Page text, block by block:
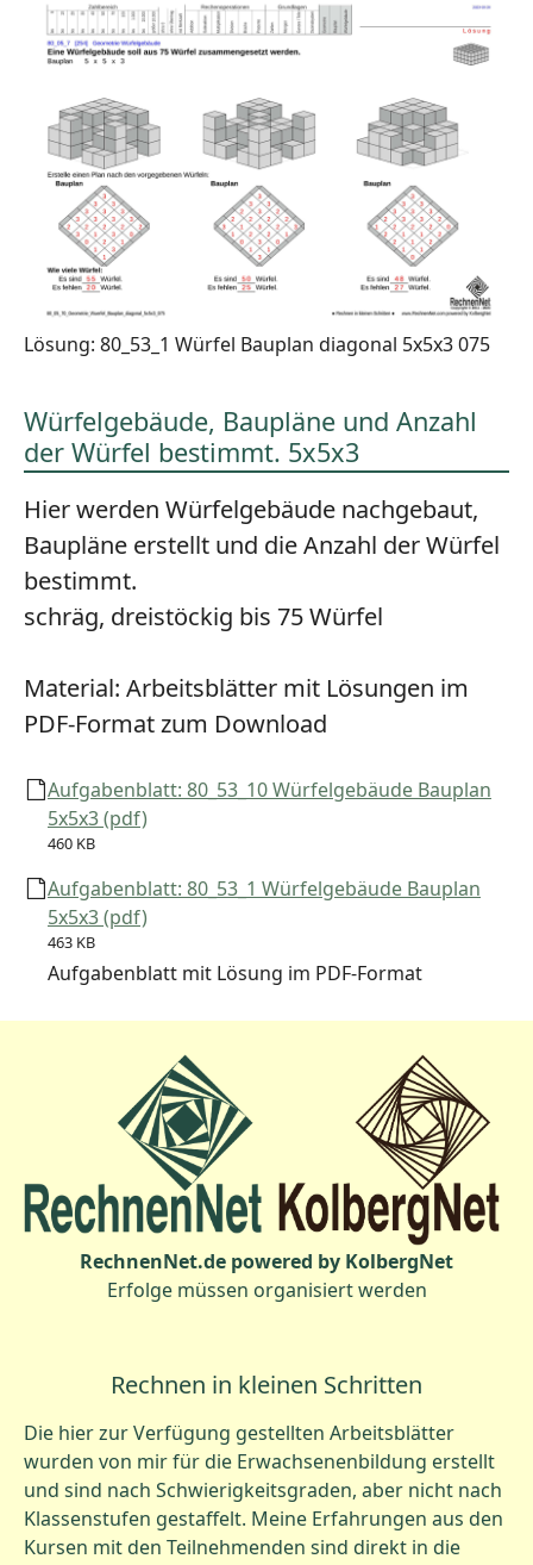
Lösung: 80_53_1 Würfel Bauplan diagonal 5x5x3 075
Würfelgebäude, Baupläne und Anzahl
der Würfel bestimmt. 5x5x3
Hier werden Würfelgebäude nachgebaut,
Baupläne erstellt und die Anzahl der Würfel
bestimmt.
schräg, dreistöckig bis 75 Würfel
Material: Arbeitsblätter mit Lösungen im
PDF-Format zum Download
Aufgabenblatt: 80_53_10 Würfelgebäude Bauplan
5x5x3 (pdf)
460 KB
Aufgabenblatt: 80_53_1 Würfelgebäude Bauplan
5x5x3 (pdf)
463 KB
Aufgabenblatt mit Lösung im PDF-Format
RechnenNet.de powered by KolbergNet
Erfolge müssen organisiert werden
Rechnen in kleinen Schritten
Die hier zur Verfügung gestellten Arbeitsblätter
wurden von mir für die Erwachsenenbildung erstellt
und sind nach Schwierigkeitsgraden, aber nicht nach
Klassenstufen gestaffelt. Meine Erfahrungen aus den
Kursen mit den Teilnehmenden sind direkt in die